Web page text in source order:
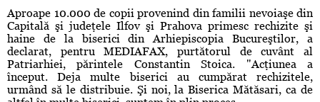
Aproape 10.000 de copii provenind din familii nevoiaşe din
Capitală şi judeţele Ilfov şi Prahova primesc rechizite şi
haine de la biserici din Arhiepiscopia Bucureştilor, a
declarat, pentru MEDIAFAX, purtătorul de cuvânt al
Patriarhiei, părintele Constantin Stoica. "Acţiunea a
început. Deja multe biserici au cumpărat rechizitele,
urmând să le distribuie. Şi noi, la Biserica Mătăsari, ca de